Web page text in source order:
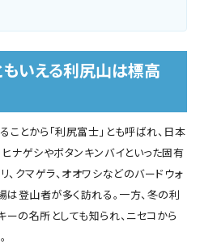
いえる利尻山は標高
とから「利尻富士」とも呼ばれ、日本
ナゲシやボタンキンバイといった固有
、クマゲラ、オオワシなどのバードウォ
は登山者が多く訪れる。一方、冬の利
の名所としても知られ、ニセコから